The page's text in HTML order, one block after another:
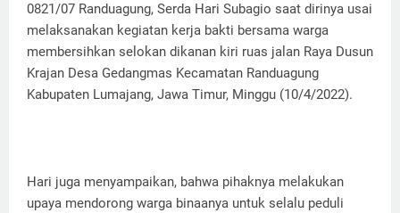
0821/07 Randuagung, Serda Hari Subagio saat dirinya usai
melaksanakan kegiatan kerja bakti bersama warga
membersihkan selokan dikanan kiri ruas jalan Raya Dusun
Krajan Desa Gedangmas Kecamatan Randuagung
Kabupaten Lumajang, Jawa Timur, Minggu (10/4/2022).
Hari juga menyampaikan, bahwa pihaknya melakukan
upaya mendorong warga binaanya untuk selalu peduli